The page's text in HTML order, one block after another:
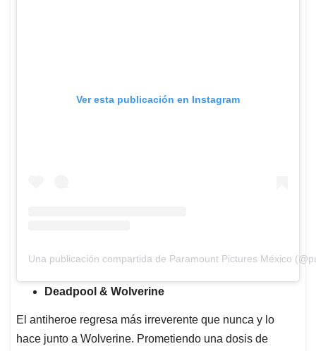
Ver esta publicación en Instagram
Una publicación compartida de Paramount Pictures México
Deadpool & Wolverine
El antiheroe regresa más irreverente que nunca y lo
hace junto a Wolverine. Prometiendo una dosis de